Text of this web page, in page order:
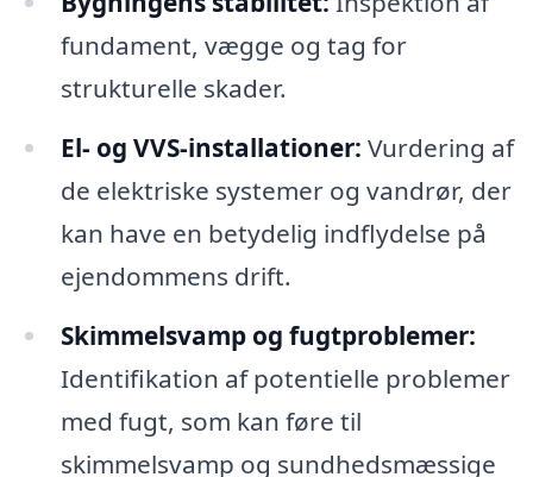
fundament, vægge og tag for
strukturelle skader.
El- og VVS-installationer: Vurdering af
de elektriske systemer og vandrør, der
kan have en betydelig indflydelse på
ejendommens drift.
Skimmelsvamp og fugtproblemer:
Identifikation af potentielle problemer
med fugt, som kan føre til
skimmelsvamp og sundhedsmæssige